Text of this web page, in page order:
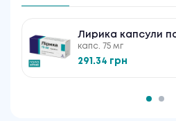
Лирика капсули
капс. 75 мг
291.34 грн